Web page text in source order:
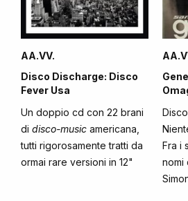
AA.VV.
Disco Discharge: Disco
Fever Usa
Un doppio cd con 22 brani
di disco-music americana,
tutti rigorosamente tratti da
ormai rare versioni in 12"
Fra i
nomi